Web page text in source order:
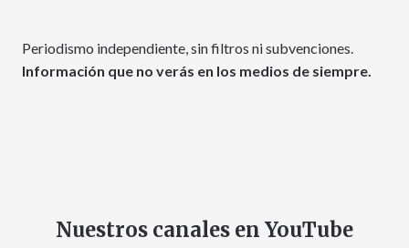
Periodismo independiente, sin filtros ni subvenciones.
Información que no verás en los medios de siempre.
Nuestros canales en YouTube